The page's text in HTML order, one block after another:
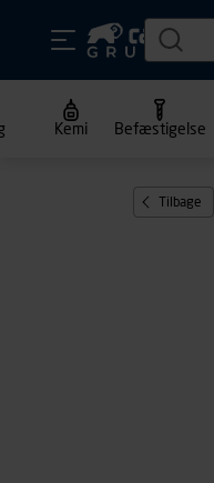
Kemi Befæstigelse
Tilbage